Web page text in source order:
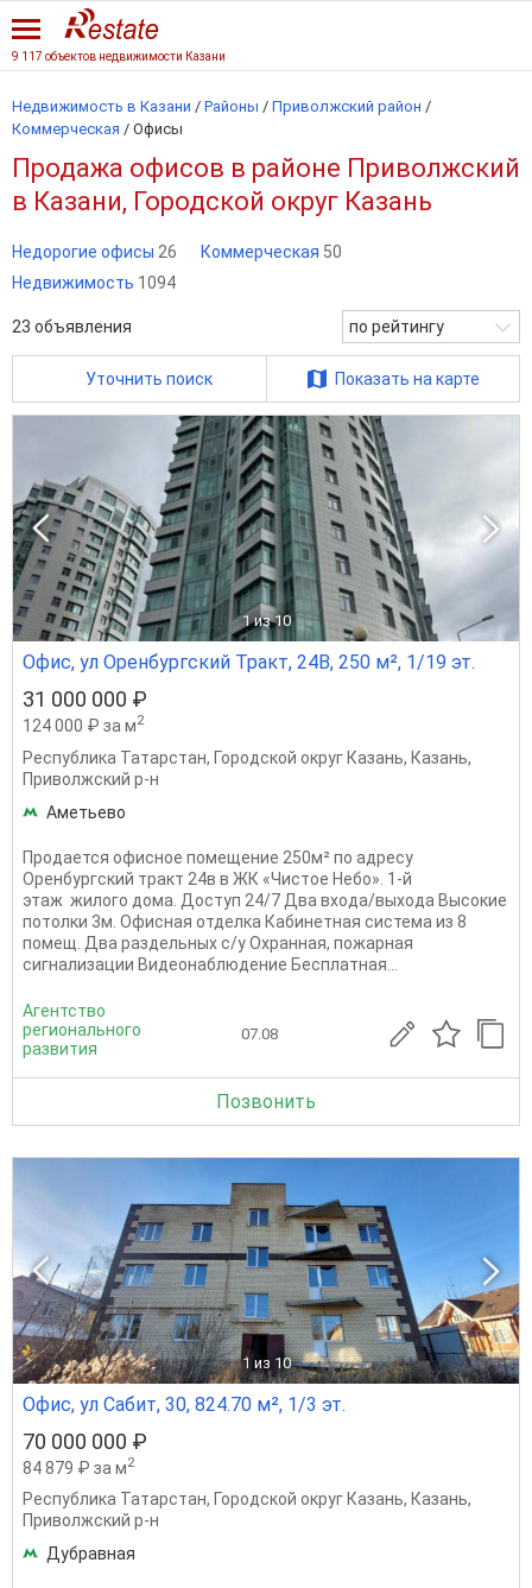
9 117 объектов недвижимости Казани
Недвижимость в Казани / Районы / Приволжский район /
Коммерческая / Офисы
Продажа офисов в районе Приволжский
в Казани, Городской округ Казань
Недорогие офисы 26 Коммерческая 50
Недвижимость 1094
23 объявления по рейтингу
Уточнить поиск Показать на карте
1 из 10
Офис, ул Оренбургский Тракт, 24В, 250 м², 1/19 эт.
31 000 000 ₽
124 000 ₽ за м2
Республика Татарстан, Городской округ Казань, Казань,
Приволжский р-н
Аметьево
Продается офисное помещение 250м² по адресу
Оренбургский тракт 24в в ЖК «Чистое Небо». 1-й
этаж жилого дома. Доступ 24/7 Два входа/выхода Высокие
потолки 3м. Офисная отделка Кабинетная система из 8
помещ. Два раздельных с/у Охранная, пожарная
сигнализации Видеонаблюдение Бесплатная...
Агентство
регионального
развития
07.08
Позвонить
1 из 10
Офис, ул Сабит, 30, 824.70 м², 1/3 эт.
70 000 000 ₽
84 879 ₽ за м2
Республика Татарстан, Городской округ Казань, Казань,
Приволжский р-н
Дубравная